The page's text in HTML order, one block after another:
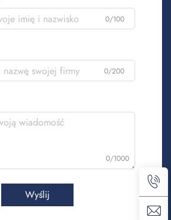
0/100
0/200
0/1000
Wyślij